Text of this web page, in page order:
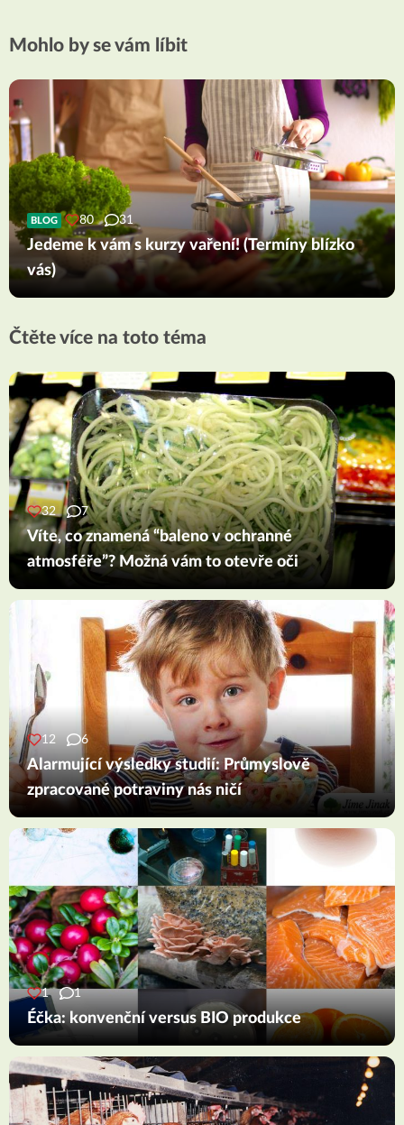
Mohlo by se vám líbit
BLOG 80 31
Jedeme k vám s kurzy vaření! (Termíny blízko
vás)
Čtěte více na toto téma
32 7
Víte, co znamená “baleno v ochranné
atmosféře”? Možná vám to otevře oči
12 6
Alarmující výsledky studií: Průmyslově
zpracované potraviny nás ničí
1 1
Éčka: konvenční versus BIO produkce